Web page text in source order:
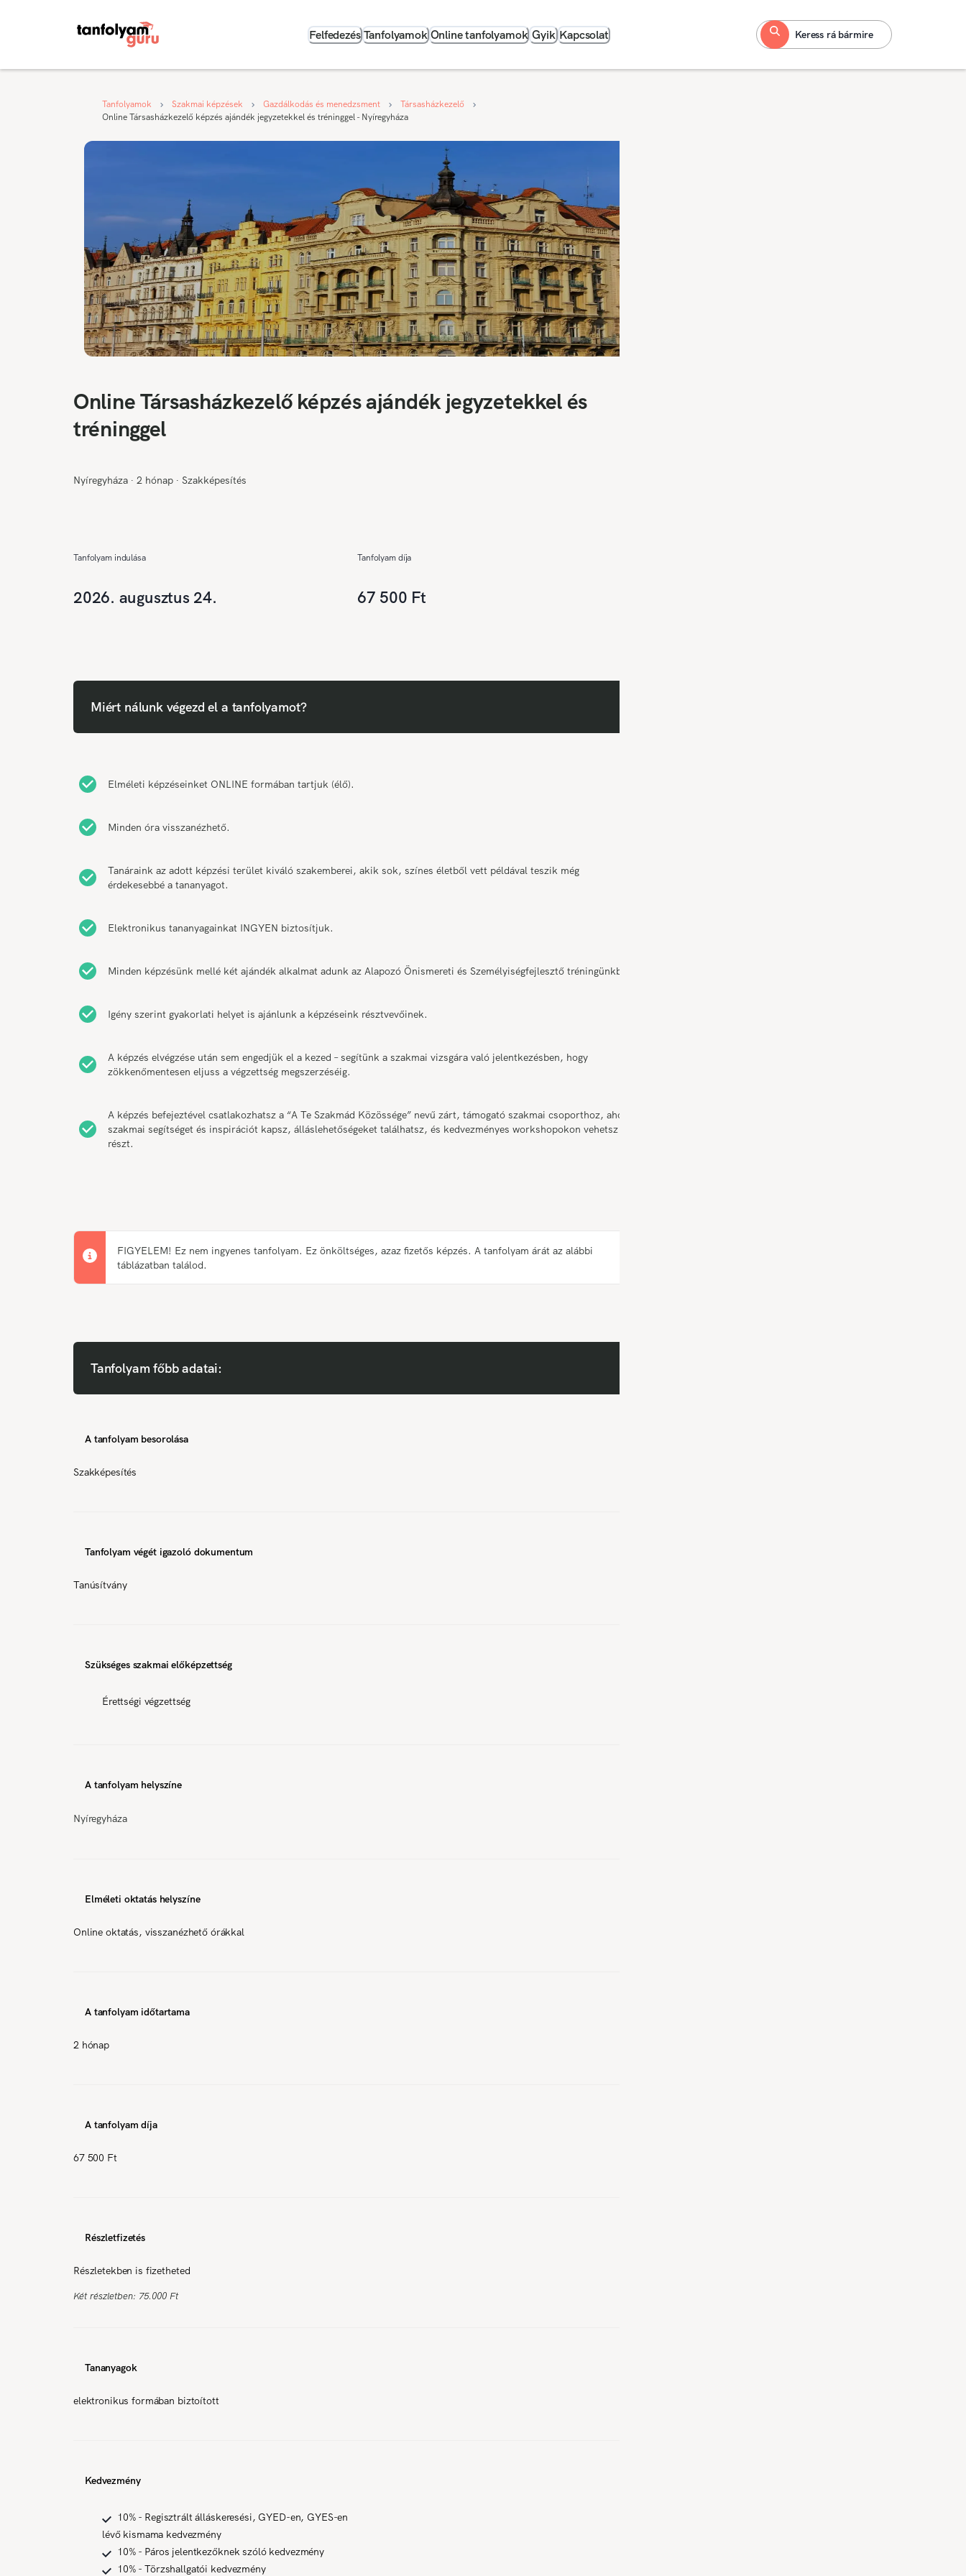
Felfedezés Tanfolyamok Online tanfolyamok Gyik Kapcsolat Keress rá bármire
Tanfolyamok Szakmai képzések Gazdálkodás és menedzsment
Társasházkezelő
Online Társasházkezelő képzés ajándék jegyzetekkel és tréninggel - Nyíregyháza
Online Társasházkezelő képzés ajándék jegyzetekkel és
tréninggel
Nyíregyháza ∙ 2 hónap ∙ Szakképesítés
Tanfolyam indulása
2026. augusztus 24.
Tanfolyam díja
67 500 Ft
Miért nálunk végezd el a tanfolyamot?
Elméleti képzéseinket ONLINE formában tartjuk (élő).
Minden óra visszanézhető.
Tanáraink az adott képzési terület kiváló szakemberei, akik sok, színes életből vett példával teszik még
érdekesebbé a tananyagot.
Elektronikus tananyagainkat INGYEN biztosítjuk.
Minden képzésünk mellé két ajándék alkalmat adunk az Alapozó Önismereti és Személyiségfejlesztő tréningünkből
Igény szerint gyakorlati helyet is ajánlunk a képzéseink résztvevőinek.
A képzés elvégzése után sem engedjük el a kezed – segítünk a szakmai vizsgára való jelentkezésben, hogy
zökkenőmentesen eljuss a végzettség megszerzéséig.
A képzés befejeztével csatlakozhatsz a “A Te Szakmád Közössége” nevű zárt, támogató szakmai csoporthoz, ahol
szakmai segítséget és inspirációt kapsz, álláslehetőségeket találhatsz, és kedvezményes workshopokon vehetsz
részt.
FIGYELEM! Ez nem ingyenes tanfolyam. Ez önköltséges, azaz fizetős képzés. A tanfolyam árát az alábbi
táblázatban találod.
Tanfolyam főbb adatai:
A tanfolyam besorolása
Szakképesítés
Tanfolyam végét igazoló dokumentum
Tanúsítvány
Szükséges szakmai előképzettség
Érettségi végzettség
A tanfolyam helyszíne
Nyíregyháza
Elméleti oktatás helyszíne
Online oktatás, visszanézhető órákkal
A tanfolyam időtartama
2 hónap
A tanfolyam díja
67 500 Ft
Részletfizetés
Részletekben is fizetheted
Két részletben: 75.000 Ft
Tananyagok
elektronikus formában biztoított
Kedvezmény
10% - Regisztrált álláskeresési, GYED-en, GYES-en
lévő kismama kedvezmény
10% - Páros jelentkezőknek szóló kedvezmény
10% - Törzshallgatói kedvezmény